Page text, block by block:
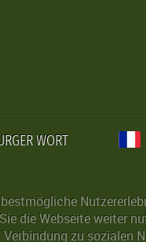
WORT
die Webseite weiter
Verbindung zu sozialen